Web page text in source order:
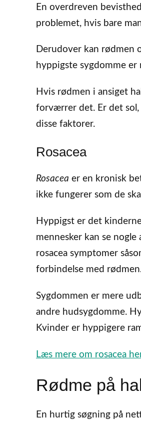
En overdreven
problemet, hvis bare
Derudover kan rødmen
hyppigste sygdomme er
Hvis rødmen i ansiget
forværrer det. Er det sol,
disse faktorer.
Rosacea
Rosacea er en kronisk
ikke fungerer som de
Hyppigst er det
mennesker kan se
rosacea symptomer
forbindelse med
Sygdommen er mere
andre hudsygdomme.
Kvinder er hyppigere
Læs mere om rosacea
Rødme på
En hurtig søgning på